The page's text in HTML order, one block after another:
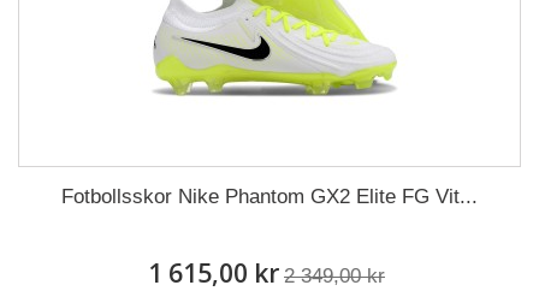
Fotbollsskor Nike Phantom GX2 Elite FG Vit...
1 615,00 kr 2 349,00 kr